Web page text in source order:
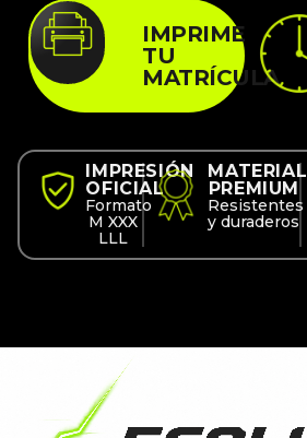
IMPRIME
TU
MATRÍCULA
IMPRESIÓN
OFICIAL
Formato
M XXX
LLL
PREMIUM
Resistentes
y duraderos